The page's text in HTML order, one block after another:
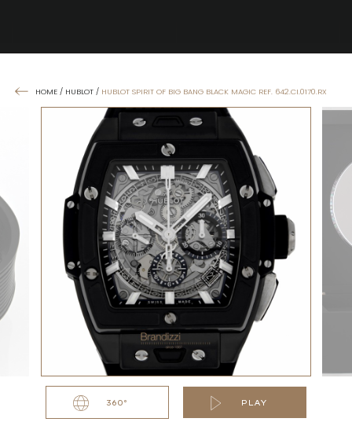
HOME / HUBLOT / HUBLOT SPIRIT OF BIG BANG BLACK MAGIC REF. 642.CI.0170.RX
360° PLAY